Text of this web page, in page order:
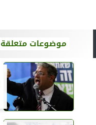
موضوعات متعلقة